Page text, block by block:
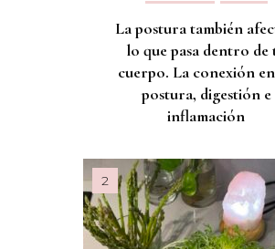
La postura también
lo que pasa dentro de
cuerpo. La conexión
postura, digestión e
inflamación